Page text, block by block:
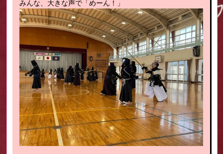
みんな、大きな声で「めーん！」